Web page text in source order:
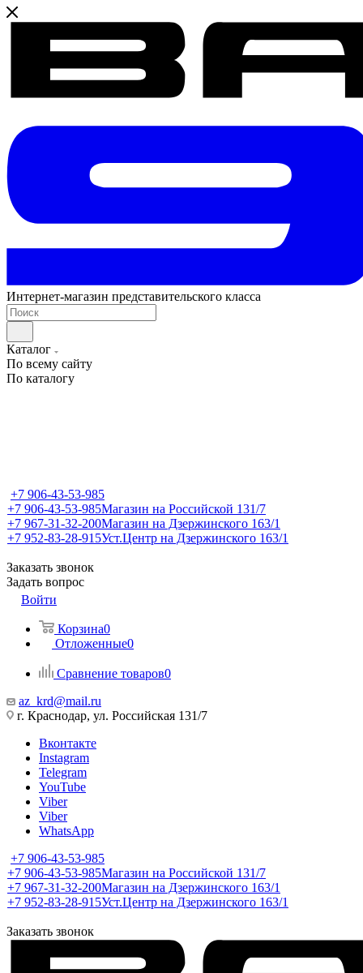
Интернет-магазин представительского класса
Каталог
По всему сайту
По каталогу
+7 906-43-53-985
+7 906-43-53-985Магазин на Российской 131/7
+7 967-31-32-200Магазин на Дзержинского 163/1
+7 952-83-28-915Уст.Центр на Дзержинского 163/1
Заказать звонок
Задать вопрос
Войти
Корзина0
Отложенные0
Сравнение товаров0
az_krd@mail.ru
г. Краснодар, ул. Российская 131/7
Вконтакте
Instagram
Telegram
YouTube
Viber
Viber
WhatsApp
+7 906-43-53-985
+7 906-43-53-985Магазин на Российской 131/7
+7 967-31-32-200Магазин на Дзержинского 163/1
+7 952-83-28-915Уст.Центр на Дзержинского 163/1
Заказать звонок